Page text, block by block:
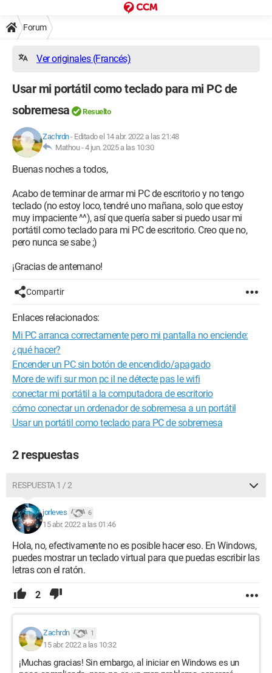
Forum
Ver originales (Francés)
Usar mi portátil como teclado para mi PC de
sobremesa
Resuelto
Zachrdn- Editado el 14 abr. 2022 a las 21:48
Mathou -4 jun. 2025 a las 10:30
Buenas noches a todos,
Acabo de terminar de armar mi PC de escritorio y no tengo
teclado (no estoy loco, tendré uno mañana, solo que estoy
muy impaciente ^^), así que quería saber si puedo usar mi
portátil como teclado para mi PC de escritorio. Creo que no,
pero nunca se sabe ;)
¡Gracias de antemano!
Compartir
Enlaces relacionados:
Mi PC arranca correctamente pero mi pantalla no enciende:
¿qué hacer?
Encender un PC sin botón de encendido/apagado
More de wifi sur mon pc il ne détecte pas le wifi
conectar mi portátil a la computadora de escritorio
cómo conectar un ordenador de sobremesa a un portátil
Usar un portátil como teclado para PC de sobremesa
2 respuestas
RESPUESTA 1 / 2
jorleves 6
15 abr. 2022 a las 01:46
Hola, no, efectivamente no es posible hacer eso. En Windows,
puedes mostrar un teclado virtual para que puedas escribir las
letras con el ratón.
2
Zachrdn 1
15 abr. 2022 a las 10:32
¡Muchas gracias! Sin embargo, al iniciar en Windows es un